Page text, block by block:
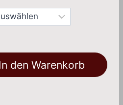
den Warenkorb